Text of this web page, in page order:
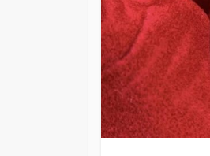
リ
ー